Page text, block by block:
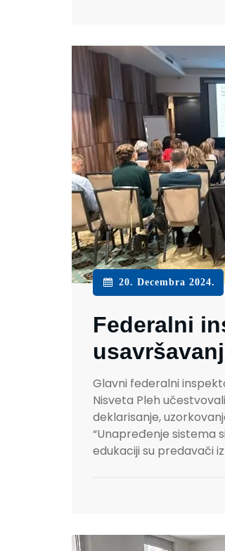
20. Decembra 2024.
Federalni
Glavni federalni
Nisveta Pleh
deklarisanje,
“Unapređenje sistema
edukaciji su predavači